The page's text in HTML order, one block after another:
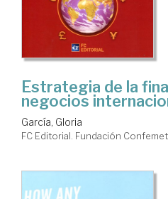
Estrategia de la
negocios
García, Gloria
FC Editorial. Fundación